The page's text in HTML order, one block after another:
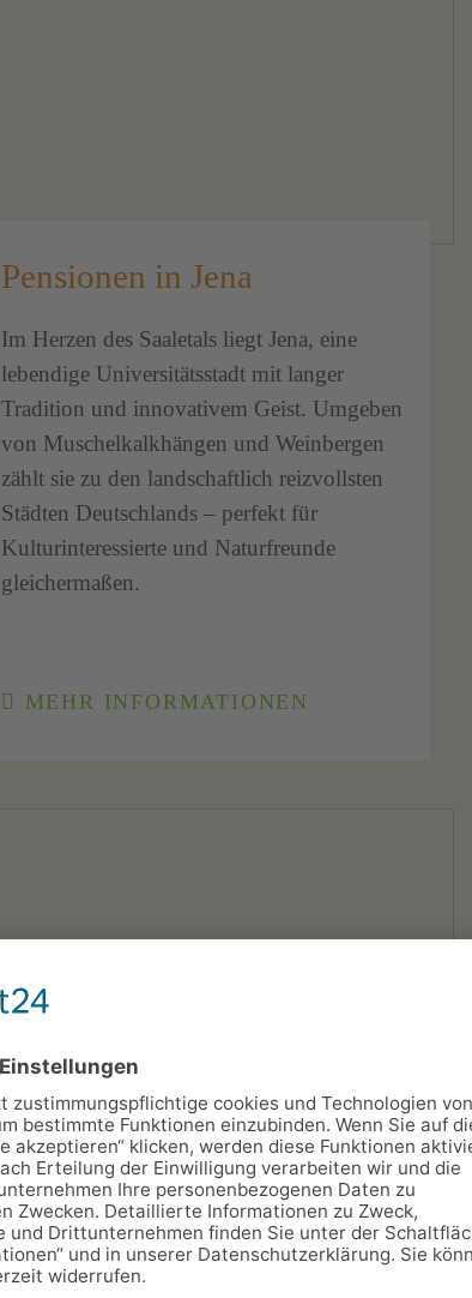
Pensionen in Jena
Im Herzen des Saaletals liegt Jena, eine
lebendige Universitätsstadt mit langer
Tradition und innovativem Geist. Umgeben
von Muschelkalkhängen und Weinbergen
zählt sie zu den landschaftlich reizvollsten
Städten Deutschlands – perfekt für
Kulturinteressierte und Naturfreunde
gleichermaßen.
MEHR INFORMATIONEN
Pensionen in Eisenach
Die berühmte Wartburg, UNESCO-